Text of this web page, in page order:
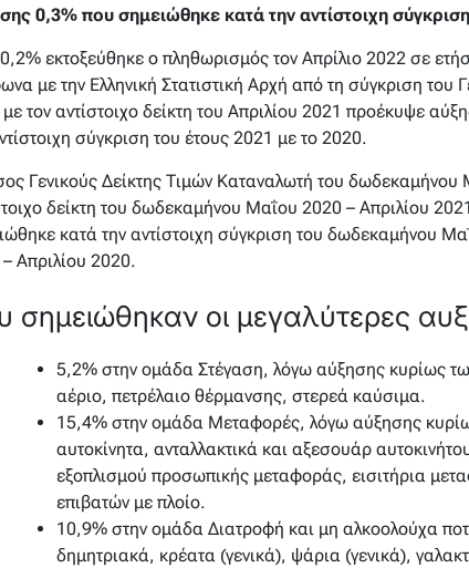
0,3% που σημειώθηκε κατά την αντίστοιχη
εκτοξεύθηκε ο πληθωρισμός τον Απρίλιο 2022 σε
με την Ελληνική Στατιστική Αρχή από τη σύγκριση του
τον αντίστοιχο δείκτη του Απριλίου 2021 προέκυψε
σύγκριση του έτους 2021 με το 2020.
Γενικούς Δείκτης Τιμών Καταναλωτή του
δείκτη του δωδεκαμήνου Μαΐου 2020 – Απριλίου
κατά την αντίστοιχη σύγκριση του δωδεκαμήνου
Απριλίου 2020.
σημειώθηκαν οι μεγαλύτερες
5,2% στην ομάδα Στέγαση, λόγω αύξησης κυρίως
αέριο, πετρέλαιο θέρμανσης, στερεά καύσιμα.
15,4% στην ομάδα Μεταφορές, λόγω αύξησης
αυτοκίνητα, ανταλλακτικά και αξεσουάρ
εξοπλισμού προσωπικής μεταφοράς, εισιτήρια
επιβατών με πλοίο.
10,9% στην ομάδα Διατροφή και μη αλκοολούχα
δημητριακά, κρέατα (γενικά), ψάρια (γενικά),